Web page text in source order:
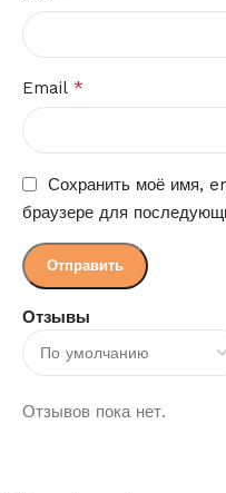
Отзывы
Отзывов пока нет.
Email *
Сохранить моё имя,
браузере для